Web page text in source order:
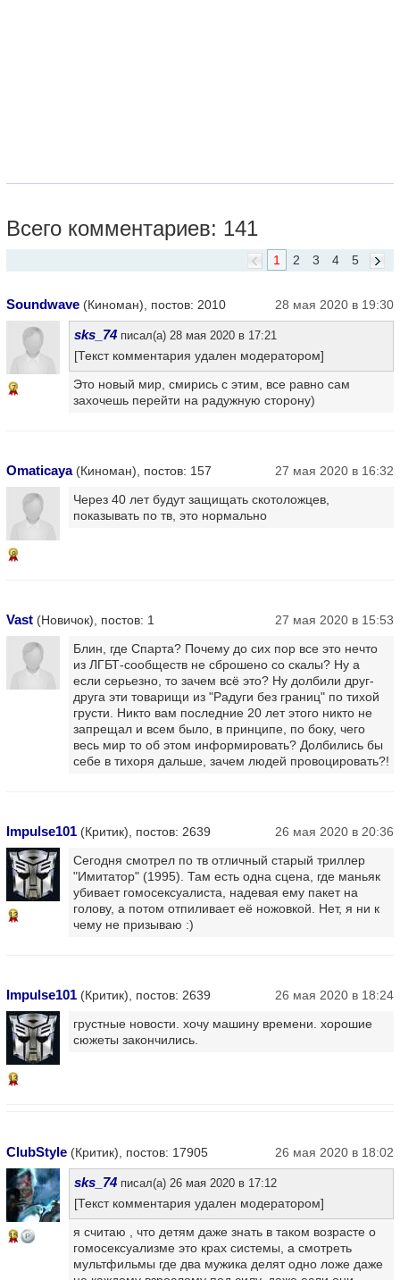
Всего комментариев: 141
5
4
3
2
1
Soundwave (Киноман), постов: 2010 28 мая 2020 в 19:30
7
sks_74 писал(а) 28 мая 2020 в 17:21
[Текст комментария удален модератором]
Это новый мир, смирись с этим, все равно сам
захочешь перейти на радужную сторону)
Omaticaya(Киноман), постов: 157 27 мая 2020 в 16:32
8
Через 40 лет будут защищать скотоложцев,
показывать по тв, это нормально
Vast (Новичок), постов: 1
27 мая 2020 в 15:53
Блин, где Спарта? Почему до сих пор все это нечто
из ЛГБТ-сообществ не сброшено со скалы? Ну а
если серьезно, то зачем всё это? Ну долбили друг-
друга эти товарищи из "Радуги без границ" по тихой
грусти. Никто вам последние 20 лет этого никто не
запрещал и всем было, в принципе, по боку, чего
весь мир то об этом информировать? Долбились бы
себе в тихоря дальше, зачем людей провоцировать?!
Impulse101 (Критик), постов: 2639 26 мая 2020 в 20:36
13
Сегодня смотрел по тв отличный старый триллер
"Имитатор" (1995). Там есть одна сцена, где маньяк
убивает гомосексуалиста, надевая ему пакет на
голову, а потом отпиливает её ножовкой. Нет, я ни к
чему не призываю :)
Impulse101 (Критик), постов: 2639 26 мая 2020 в 18:24
13
грустные новости. хочу машину времени. хорошие
сюжеты закончились.
ClubStyle (Критик), постов: 17905 26 мая 2020 в 18:02
15
sks_74 писал(а) 26 мая 2020 в 17:12
[Текст комментария удален модератором]
я считаю , что детям даже знать в таком возрасте о
гомосексуализме это крах системы, а смотреть
мультфильмы где два мужика делят одно ложе даже